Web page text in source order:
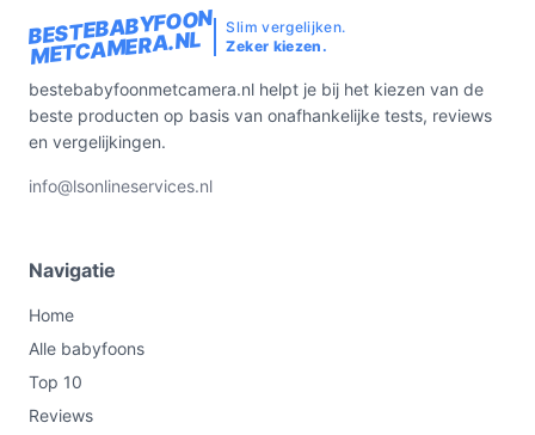
BESTEBABYFOON
METCAMERA.NL
Slim vergelijken.
Zeker kiezen.
bestebabyfoonmetcamera.nl helpt je bij het kiezen van de
beste producten op basis van onafhankelijke tests, reviews
en vergelijkingen.
info@lsonlineservices.nl
Navigatie
Home
Alle babyfoons
Top 10
Reviews